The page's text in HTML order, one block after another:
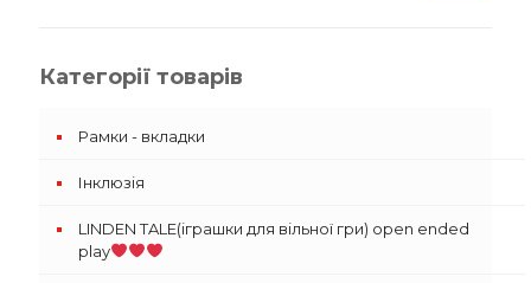
Категорії товарів
Рамки - вкладки
Інклюзія
LINDEN TALE(іграшки для вільної гри) open ended
play